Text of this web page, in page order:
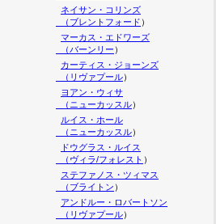
ネイサン・コリンズ
（ブレントフォード）
マーカス・エドワーズ
（バーンリー）
カーティス・ジョーンズ
（ リヴァプール）
ヨアン・ウィサ
（ ニューカッスル）
ルイス・ホール
（ ニューカッスル）
ドウグラス・ルイス
（ヴィラ/フォレスト ）
ステファノス・ツィマス
（ブライトン）
アンドルー・ロバートソン
（ リヴァプール）